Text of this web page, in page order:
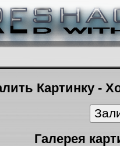
Картинку -
Галерея